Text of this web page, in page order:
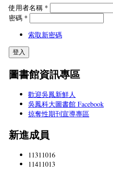
使用者名稱 *
密碼 *
索取新密碼
圖書館資訊專區
歡迎吳鳳新鮮人
吳鳳科大圖書館 Facebook
掠奪性期刊宣導專區
新進成員
11311016
11411013